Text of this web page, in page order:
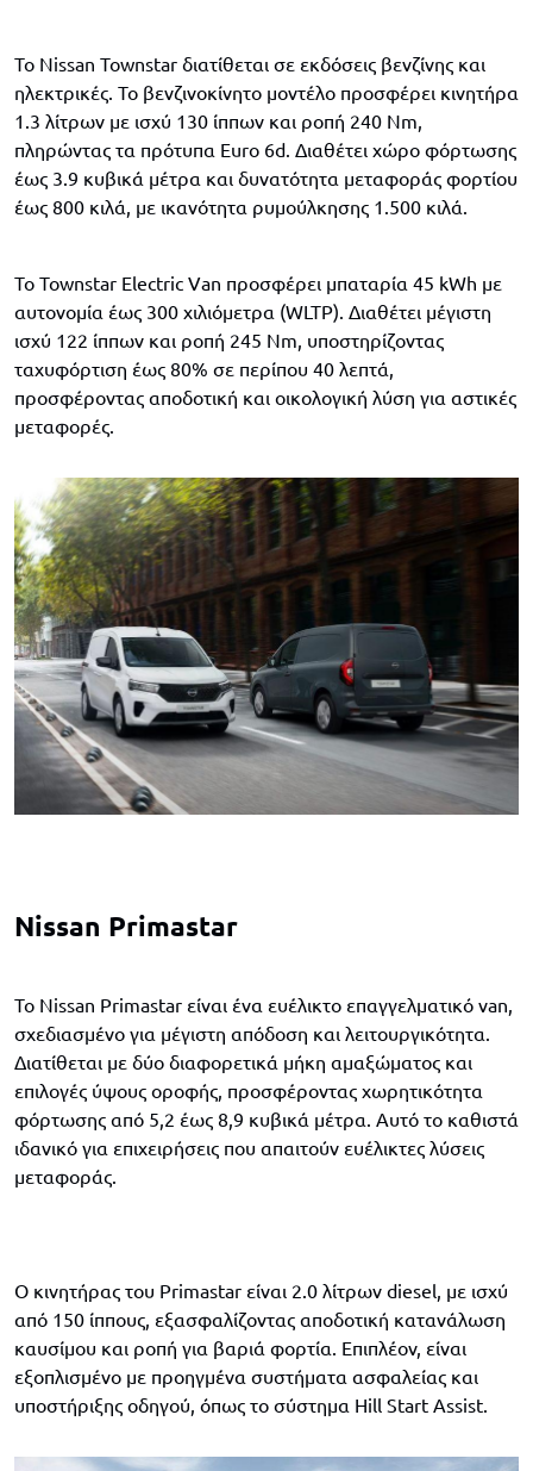
Το Nissan Townstar διατίθεται σε εκδόσεις βενζίνης και
ηλεκτρικές. Το βενζινοκίνητο μοντέλο προσφέρει κινητήρα
1.3 λίτρων με ισχύ 130 ίππων και ροπή 240 Nm,
πληρώντας τα πρότυπα Euro 6d. Διαθέτει χώρο φόρτωσης
έως 3.9 κυβικά μέτρα και δυνατότητα μεταφοράς φορτίου
έως 800 κιλά, με ικανότητα ρυμούλκησης 1.500 κιλά.
Το Townstar Electric Van προσφέρει μπαταρία 45 kWh με
αυτονομία έως 300 χιλιόμετρα (WLTP). Διαθέτει μέγιστη
ισχύ 122 ίππων και ροπή 245 Nm, υποστηρίζοντας
ταχυφόρτιση έως 80% σε περίπου 40 λεπτά,
προσφέροντας αποδοτική και οικολογική λύση για αστικές
μεταφορές.
Nissan Primastar
Το Nissan Primastar είναι ένα ευέλικτο επαγγελματικό van,
σχεδιασμένο για μέγιστη απόδοση και λειτουργικότητα.
Διατίθεται με δύο διαφορετικά μήκη αμαξώματος και
επιλογές ύψους οροφής, προσφέροντας χωρητικότητα
φόρτωσης από 5,2 έως 8,9 κυβικά μέτρα. Αυτό το καθιστά
ιδανικό για επιχειρήσεις που απαιτούν ευέλικτες λύσεις
μεταφοράς.
Ο κινητήρας του Primastar είναι 2.0 λίτρων diesel, με ισχύ
από 150 ίππους, εξασφαλίζοντας αποδοτική κατανάλωση
καυσίμου και ροπή για βαριά φορτία. Επιπλέον, είναι
εξοπλισμένο με προηγμένα συστήματα ασφαλείας και
υποστήριξης οδηγού, όπως το σύστημα Hill Start Assist.